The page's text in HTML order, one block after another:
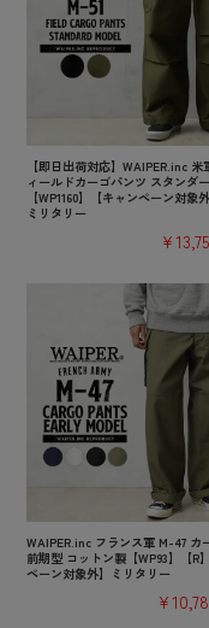
【即日出荷対応】WAIPER.inc 米
ィールドカーゴパンツ スタンダ
【WP1160】【キャンペーン対象
ミリタリー
WAIPER.inc フランス軍 M-47 カ
前期型 コットン製【WP93】【R
ペーン対象外】ミリタリー